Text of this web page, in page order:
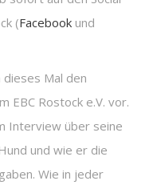
(Facebook und
Mal den
EBC Rostock e.V. vor.
Interview über seine
und wie er die
Wie in jeder